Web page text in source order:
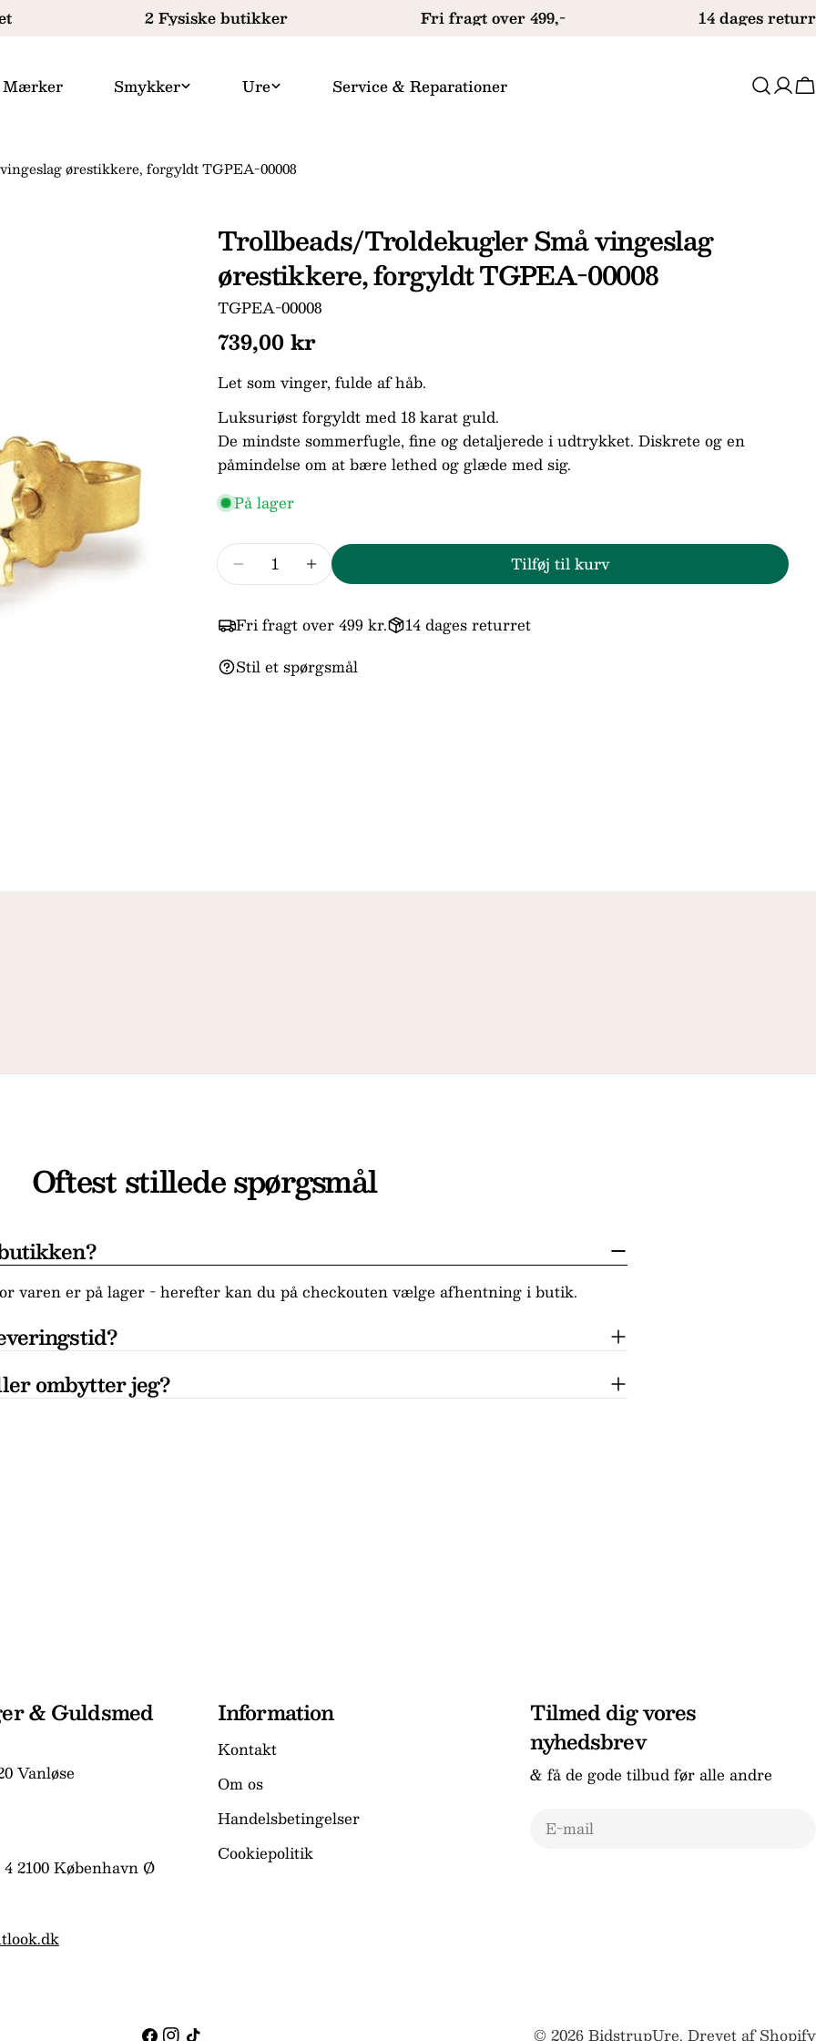
2 Fysiske butikker Fri fragt over 499,- 14 dages
Mærker Smykker Ure Service & Reparationer
ørestikkere, forgyldt TGPEA-00008
Trollbeads/Troldekugler Små vingeslag
ørestikkere, forgyldt TGPEA-00008
SKU:
TGPEA-00008
Normal
pris
739,00 kr
Let som vinger, fulde af håb.
Luksuriøst forgyldt med 18 karat guld.
De mindste sommerfugle, fine og detaljerede i udtrykket. Diskrete og en
påmindelse om at bære lethed og glæde med sig.
På lager
Reducer mængden for Trollbeads/Troldekugler Små vingeslag
Forøg mængden for Trollbeads/Troldekugler Små vingeslag
Tilføj til kurv
Fri fragt over 499 kr.
14 dages returret
Stil et spørgsmål
Dit
Din
email
Din
besked
Felterne markeret med * er obligatoriske.
Oftest stillede spørgsmål
varen er på lager - herefter kan du på checkouten vælge afhentning i butik.
ombytter jeg?
& Guldsmed
Vanløse
2100 København Ø
Information
Kontakt
Om os
Handelsbetingelser
Cookiepolitik
Tilmed dig vores
nyhedsbrev
& få de gode tilbud før alle andre
E-
Facebook
Instagram
TikTok © 2026BidstrupUre. Drevet af Shopify